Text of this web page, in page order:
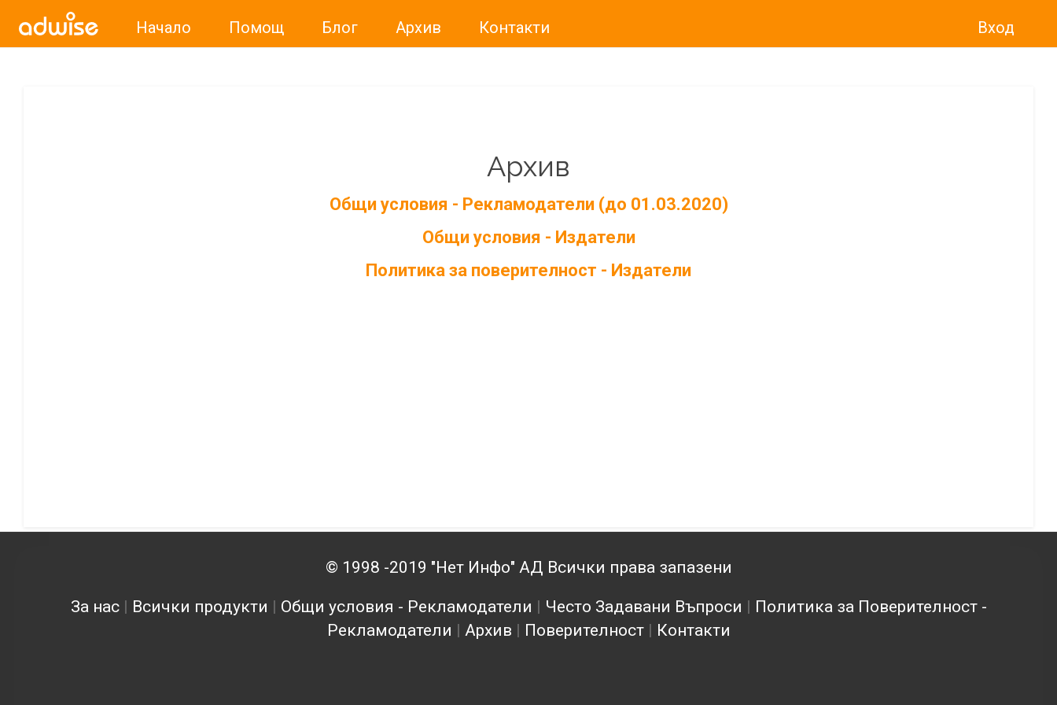
Начало Помощ Блог Архив Контакти Вход
Архив
Общи условия - Рекламодатели (до 01.03.2020)
Общи условия - Издатели
Политика за поверителност - Издатели
© 1998 -2019 "Нет Инфо" АД Всички права запазени
За нас| Всички продукти | Общи условия - Рекламодатели | Често Задавани Въпроси | Политика за Поверителност -
Рекламодатели | Архив | Поверителност| Контакти